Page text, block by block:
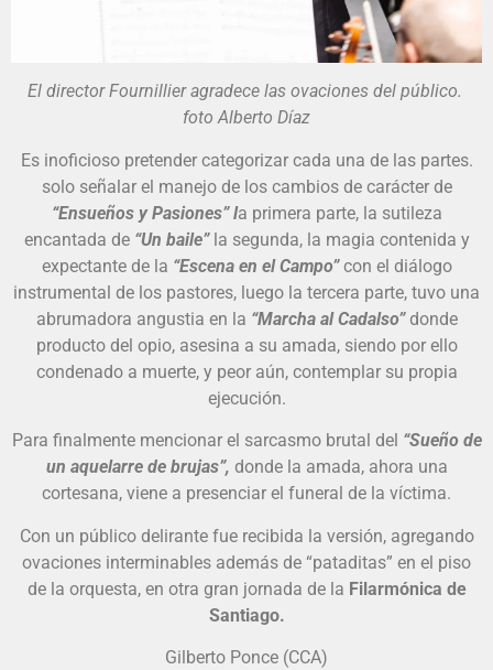
El director Fournillier agradece las ovaciones del público.
foto Alberto Díaz
Es inoficioso pretender categorizar cada una de las partes.
solo señalar el manejo de los cambios de carácter de
“Ensueños y Pasiones” la primera parte, la sutileza
encantada de “Un baile” la segunda, la magia contenida y
expectante de la “Escena en el Campo” con el diálogo
instrumental de los pastores, luego la tercera parte, tuvo una
abrumadora angustia en la “Marcha al Cadalso”donde
producto del opio, asesina a su amada, siendo por ello
condenado a muerte, y peor aún, contemplar su propia
ejecución.
Para finalmente mencionar el sarcasmo brutal del “Sueño de
un aquelarre de brujas”, donde la amada, ahora una
cortesana, viene a presenciar el funeral de la víctima.
Con un público delirante fue recibida la versión, agregando
ovaciones interminables además de “pataditas” en el piso
de la orquesta, en otra gran jornada de la Filarmónica de
Santiago.
Gilberto Ponce (CCA)